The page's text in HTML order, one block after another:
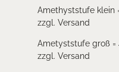
Amethyststufe klein
zzgl. Versand
Ametyststufe groß
zzgl. Versand